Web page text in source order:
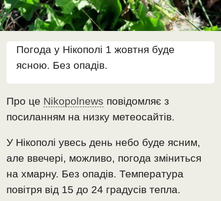
Погода у Нікополі 1 жовтня буде
ясною. Без опадів.
Про це Nikopolnews повідомляє з
посиланням на низку метеосайтів.
У Нікополі увесь день небо буде ясним,
але ввечері, можливо, погода зміниться
на хмарну. Без опадів. Температура
повітря від 15 до 24 градусів тепла.